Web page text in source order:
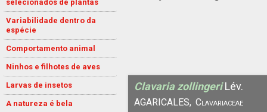
selecionados de plantas
Variabilidade dentro da
espécie
Comportamento animal
Ninhos e filhotes de aves
Larvas de insetos
A natureza é bela
Clavaria zollingeri Lév.
AGARICALES, Clavariaceae